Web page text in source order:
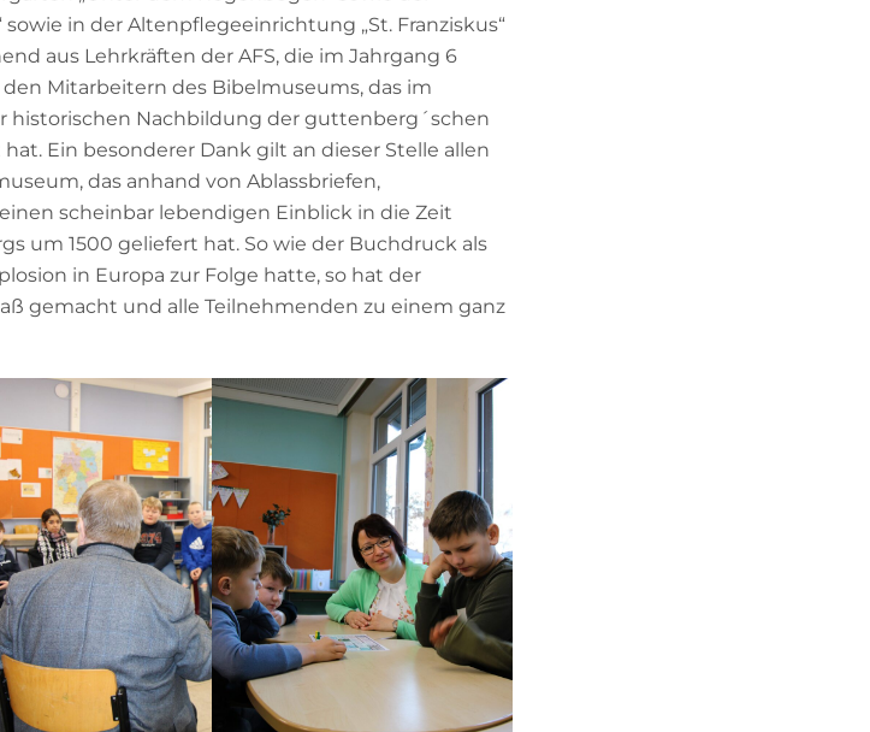
in der Altenpflegeeinrichtung „St. Franziskus“
aus Lehrkräften der AFS, die im Jahrgang 6
Mitarbeitern des Bibelmuseums, das im
historischen Nachbildung der guttenberg´schen
Ein besonderer Dank gilt an dieser Stelle allen
das anhand von Ablassbriefen,
scheinbar lebendigen Einblick in die Zeit
um 1500 geliefert hat. So wie der Buchdruck als
in Europa zur Folge hatte, so hat der
gemacht und alle Teilnehmenden zu einem ganz